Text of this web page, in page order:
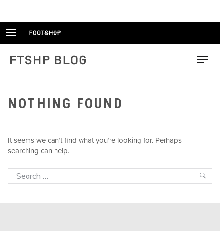
FTSHP blog Menu
NOTHING FOUND
It seems we can’t find what you’re looking for. Perhaps
searching can help.
Search
for: